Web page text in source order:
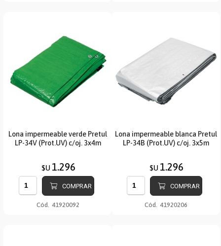
Lona impermeable verde Pretul
LP-34V (Prot.UV) c/oj. 3x4m
$U 1.296
COMPRAR
Cód. 41920092
Lona impermeable blanca Pretul
LP-34B (Prot.UV) c/oj. 3x5m
$U 1.296
COMPRAR
Cód. 41920206